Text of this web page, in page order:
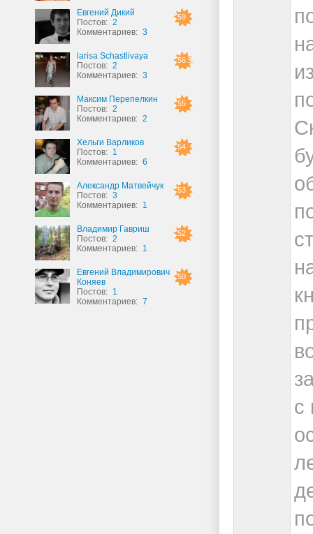
59
Евгений Дикий
Постов: 2
Комментариев: 3
56.5
larisa Schastlivaya
Постов: 2
Комментариев: 3
55
Максим Перепелкин
Постов: 2
Комментариев: 2
54
Хельги Варликов
Постов: 1
Комментариев: 6
53
Александр Матвейчук
Постов: 3
Комментариев: 1
52
Владимир Гавриш
Постов: 2
Комментариев: 1
50
Евгений Владимирович
Коняев
Постов: 1
Комментариев: 7
с